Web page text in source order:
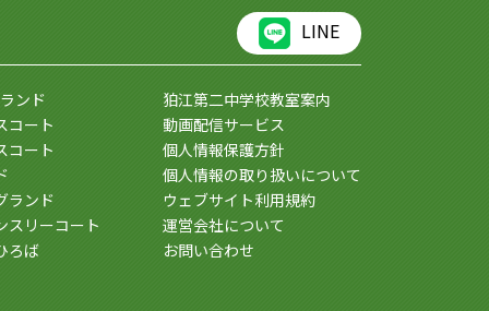
LINE
ンド
コート
コート
ランド
スリーコート
ろば
狛江第二中学校教室案内
動画配信サービス
個人情報保護方針
個人情報の取り扱いについて
ウェブサイト利用規約
運営会社について
お問い合わせ